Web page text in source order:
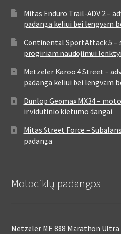
Mitas Enduro Trail-ADV 2 –
padanga keliui bei lengvam
Continental SportAttack 5 –
proginiam naudojimui
Metzeler Karoo 4 Street –
padanga keliui bei lengvam
Dunlop Geomax MX34 –
ir vidutinio kietumo dangai
Mitas Street Force –
padanga
Motociklų padangos
Metzeler ME 888 Marathon Ultra